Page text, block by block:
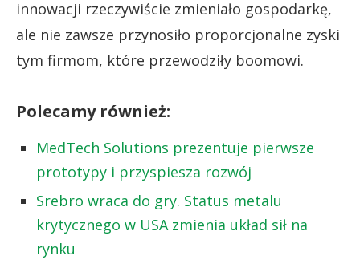
innowacji rzeczywiście zmieniało gospodarkę,
ale nie zawsze przynosiło proporcjonalne zyski
tym firmom, które przewodziły boomowi.
Polecamy również:
MedTech Solutions prezentuje pierwsze
prototypy i przyspiesza rozwój
Srebro wraca do gry. Status metalu
krytycznego w USA zmienia układ sił na
rynku